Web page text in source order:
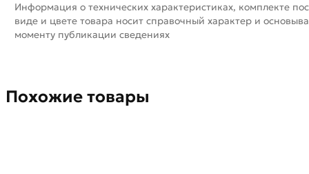
Информация о технических характеристиках, комплекте
виде и цвете товара носит справочный характер и
моменту публикации сведениях
Похожие товары